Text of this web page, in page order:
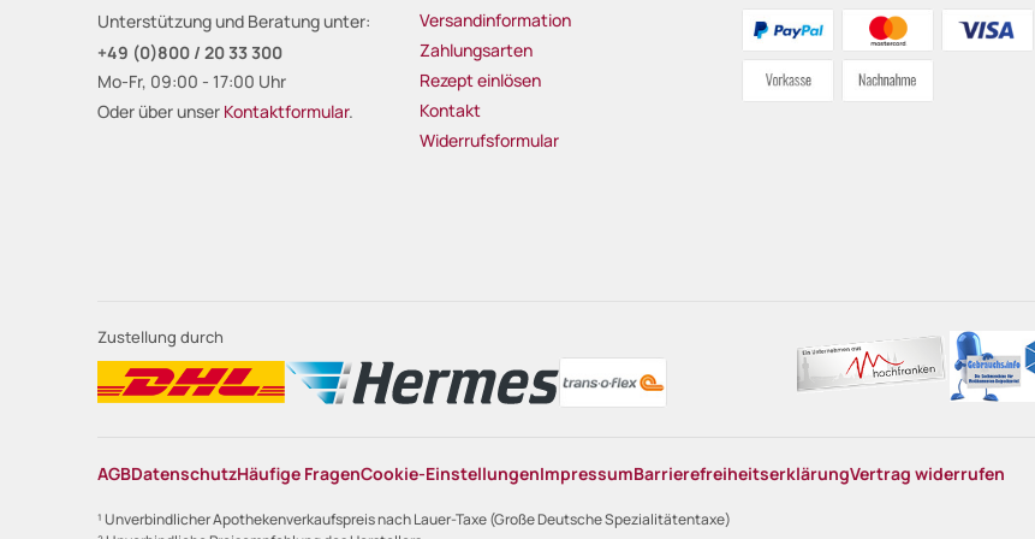
Unterstützung und Beratung unter:
+49 (0)800 / 20 33 300
Mo-Fr, 09:00 - 17:00 Uhr
Oder über unser Kontaktformular.
Versandinformation
Zahlungsarten
Rezept einlösen
Kontakt
Widerrufsformular
Zustellung durch
AGBDatenschutzHäufige FragenCookie-EinstellungenImpressumBarrierefreiheitserklärungVertrag widerrufen
¹ Unverbindlicher Apothekenverkaufspreis nach Lauer-Taxe (Große Deutsche Spezialitätentaxe)